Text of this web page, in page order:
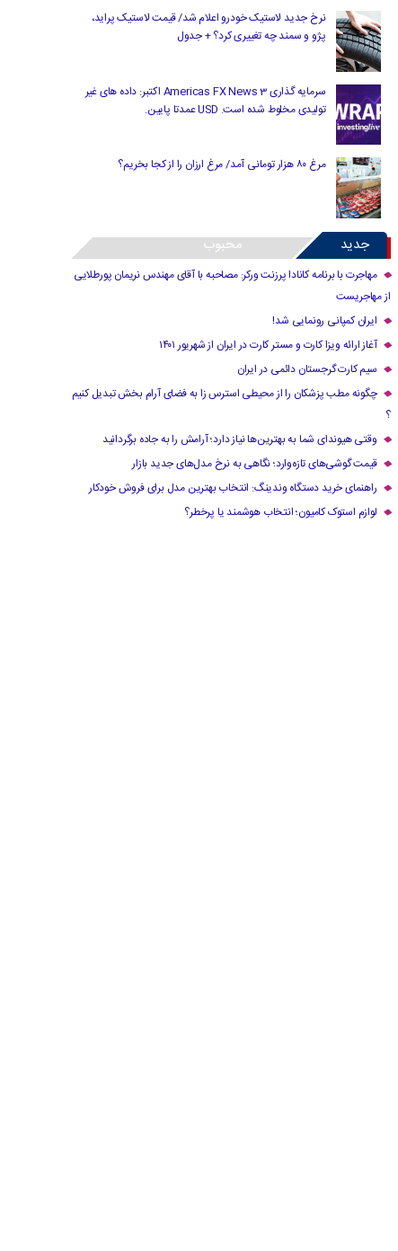
نرخ جدید لاستیک خودرو اعلام شد/ قیمت لاستیک پراید،
پژو و سمند چه تغییری کرد؟ + جدول
سرمایه گذاری Americas FX News 3 اکتبر: داده های غیر
تولیدی مخلوط شده است. USD عمدتا پایین.
مرغ ۸۰ هزار تومانی آمد/ مرغ ارزان را از کجا بخریم؟
جدید محبوب
مهاجرت با برنامه کانادا پرزنت ورکر: مصاحبه با آقای مهندس نریمان پورطلایی
از مهاجریست
ایران کمپانی رونمایی شد!
آغاز ارائه ویزا کارت و مستر کارت در ایران از شهریور ۱۴۰۱
سیم کارت گرجستان دائمی در ایران
چگونه مطب پزشکان را از محیطی استرس زا به فضای آرام بخش تبدیل کنیم
؟
وقتی هیوندای شما به بهترین‌ها نیاز دارد؛ آرامش را به جاده برگردانید
قیمت گوشی‌های تازه‌وارد؛ نگاهی به نرخ مدل‌های جدید بازار
راهنمای خرید دستگاه وندینگ: انتخاب بهترین مدل برای فروش خودکار
لوازم استوک کامیون؛ انتخاب هوشمند یا پرخطر؟